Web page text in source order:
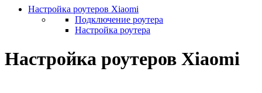
Настройка роутеров Xiaomi
Подключение роутера
Настройка роутера
Настройка роутеров Xiaomi